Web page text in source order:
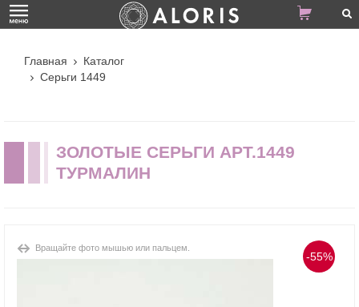
Главная
Каталог
Серьги 1449
ЗОЛОТЫЕ СЕРЬГИ АРТ.1449
ТУРМАЛИН
-55%
Вращайте фото мышью или пальцем.